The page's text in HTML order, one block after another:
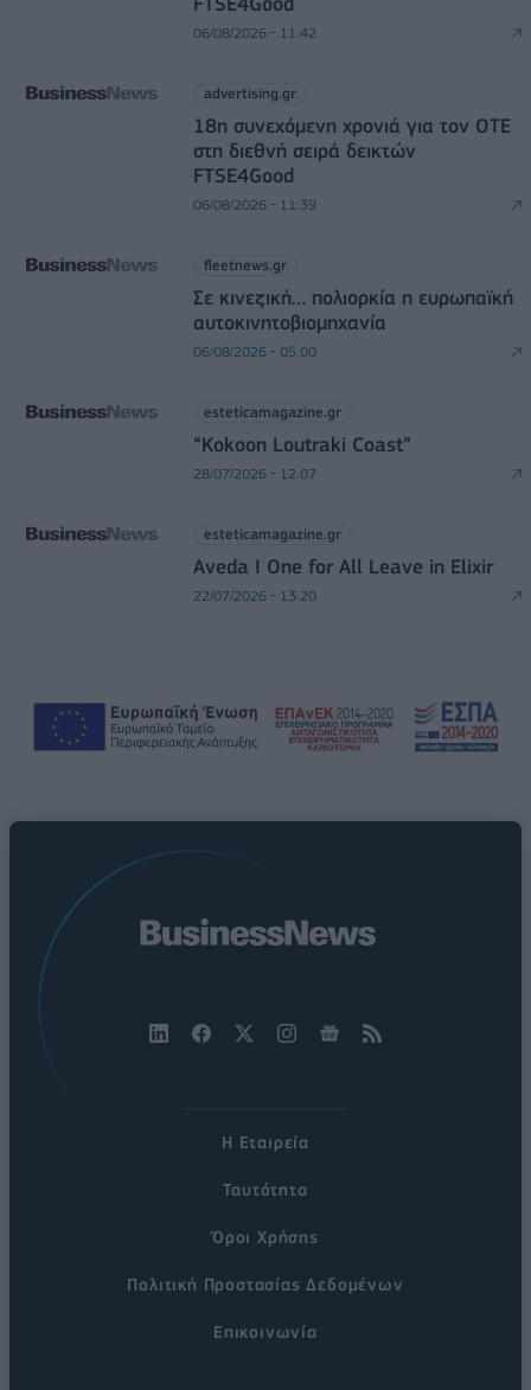
06/08/2026 - 11:42
advertising.gr
18η συνεχόμενη χρονιά για τον ΟΤΕ
στη διεθνή σειρά δεικτών
FTSE4Good
06/08/2026 - 11:39
fleetnews.gr
Σε κινεζική… πολιορκία η ευρωπαϊκή
αυτοκινητοβιομηχανία
06/08/2026 - 05:00
esteticamagazine.gr
“Kokoon Loutraki Coast”
28/07/2026 - 12:07
esteticamagazine.gr
Aveda I One for All Leave in Elixir
22/07/2026 - 13:20
Η Εταιρεία
Ταυτότητα
Όροι Χρήσης
Πολιτική Προστασίας Δεδομένων
Επικοινωνία